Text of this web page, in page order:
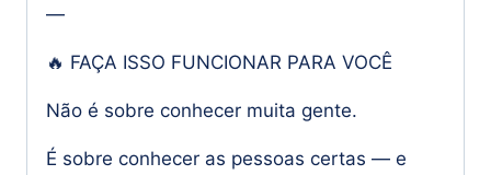
—
🔥 FAÇA ISSO FUNCIONAR PARA VOCÊ
Não é sobre conhecer muita gente.
É sobre conhecer as pessoas certas — e